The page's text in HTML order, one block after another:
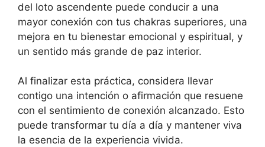
del loto ascendente puede conducir a una
mayor conexión con tus chakras superiores, una
mejora en tu bienestar emocional y espiritual, y
un sentido más grande de paz interior.
Al finalizar esta práctica, considera llevar
contigo una intención o afirmación que resuene
con el sentimiento de conexión alcanzado. Esto
puede transformar tu día a día y mantener viva
la esencia de la experiencia vivida.